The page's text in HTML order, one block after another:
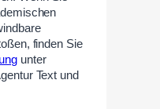
finden Sie
unter
Text und